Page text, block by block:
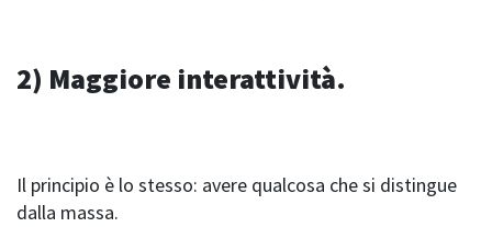
2) Maggiore interattività.
Il principio è lo stesso: avere qualcosa che si distingue
dalla massa.